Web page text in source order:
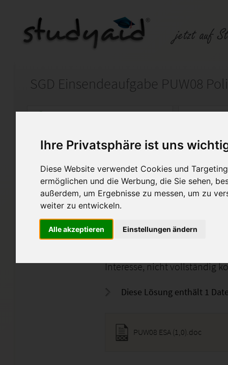
Ihre Privatsphäre ist uns
Diese Website verwendet Cookies und
ermöglichen und die Werbung, die Sie sehen,
außerdem, um Ergebnisse zu messen, um zu
weiter zu entwickeln.
Alle akzeptieren Einstellungen ändern
SGD Einsendeaufgabe PUW08
Auf StudyAid.de verkaufen
Startseite Abitur und Hochschule
PUW08 - Politik Note 1,0
Sie kaufen die vollständige
zum Lernheft PUW08 -
Die Kommentare des
enthalten.
Interesse, nicht vollständig
Diese Lösung enthält 1
PUW08 ESA (1,0).doc